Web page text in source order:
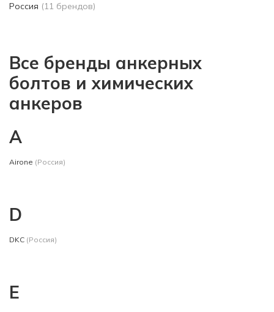
Россия (11 брендов)
Все бренды анкерных
болтов и химических
анкеров
A
Airone (Россия)
D
DKC (Россия)
E